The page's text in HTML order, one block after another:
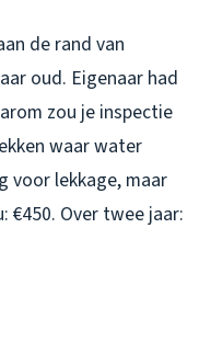
de rand van
oud. Eigenaar had
zou je inspectie
waar water
voor lekkage, maar
€450. Over twee jaar: